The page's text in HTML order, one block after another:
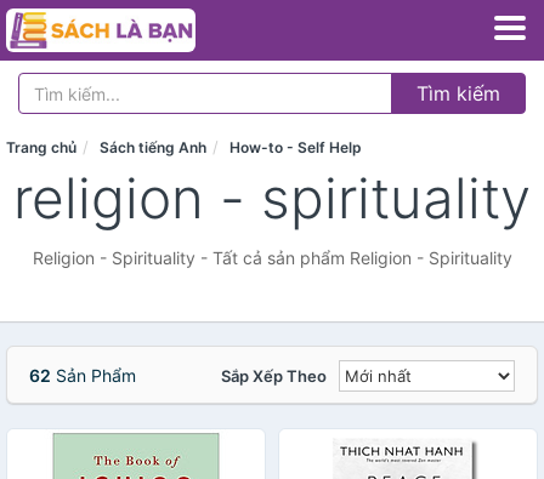
Tìm kiếm
Trang chủ Sách tiếng Anh How-to - Self Help
religion - spirituality
Religion - Spirituality - Tất cả sản phẩm Religion - Spirituality
62 Sản Phẩm Sắp Xếp Theo